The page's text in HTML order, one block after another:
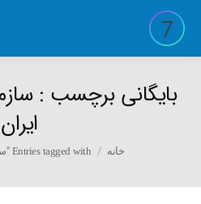
بایگانی برچسب :
ایران
You are here:
خانه Entries tagged with "سازمان توسعه تجارت ایران"